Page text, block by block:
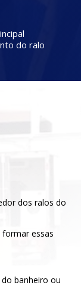
do ralo
dos ralos do
essas
banheiro ou